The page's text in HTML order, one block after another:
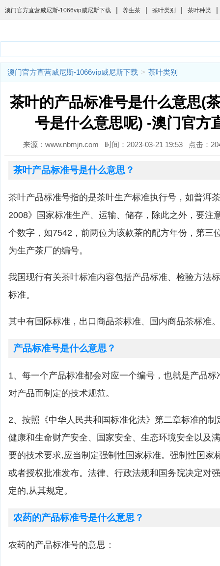
澳门官方直营威尼斯-1066vip威尼斯下载 | 养生茶 | 茶叶类别 | 茶叶种类 |
澳门官方直营威尼斯-1066vip威尼斯下载 > 茶叶类别
茶叶的产品标准号是什么意思(
号是什么意思呢) -澳门官方
来源：www.nbmjn.com 时间：2023-03-21 19:53 点击：
茶叶产品标准号是什么意思？
茶叶产品标准号指的是茶叶生产标准执行号，如普洱
2008》国家标准生产、运输、储存，除此之外，要注
个数字，如7542，前两位为该款茶的配方年份，第三
为生产茶厂的编号。
我国现行有关茶叶标准内容包括产品标准、检验方法
标准。
其中有国际标准，出口商品茶标准、国内商品茶标准。
产品标准号是什么意思？
1、每一个产品标准都会对应一个编号，也就是产品
对产品而制定的技术规范。
2、按照《中华人民共和国标准化法》第二章标准的
健康和生命财产安全、国家安全、生态环境安全以及
要的技术要求,应当制定强制性国家标准。强制性国家
或者授权批准发布。法律、行政法规和国务院决定对
定的,从其规定。
农药的产品标准号是什么意思？
农药的产品标准号的意思：